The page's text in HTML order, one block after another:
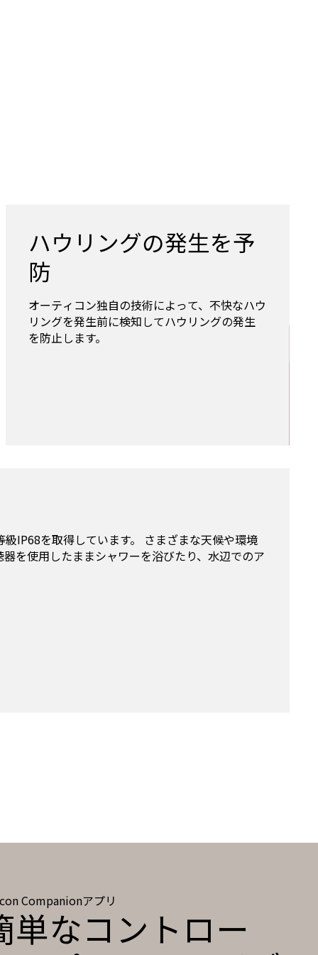
ハウリングの発生を予
防
オーティコン独自の技術によって、不快なハウ
リングを発生前に検知してハウリングの発生
を防止します。
IP68を取得しています。 さまざまな天候や環境
を使用したままシャワーを浴びたり、水辺でのア
Companionアプリ
単なコントロー